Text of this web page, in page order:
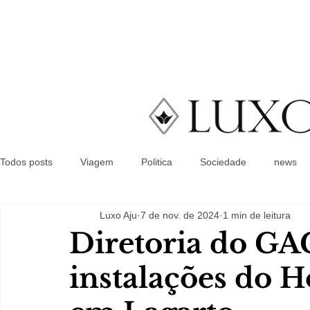
Todos posts Viagem Politica Sociedade news
Diretoria do
instalações do
Luxo Aju 7 de nov. de 2024 1 min de leitura